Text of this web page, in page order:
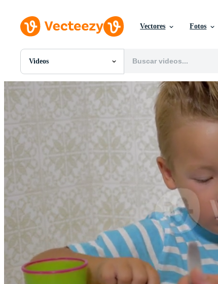
Vectores Fotos
Videos
Todas Imágenes
Fotos
Videos
Gráficos en Movimiento
Imágenes Editoriales